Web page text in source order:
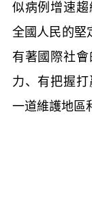
似病例增速
全國人民的堅
有著國際社
力、有把握
一道維護地區